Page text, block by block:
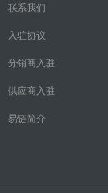
联系我们
入驻协议
分销商入驻
供应商入驻
易链简介